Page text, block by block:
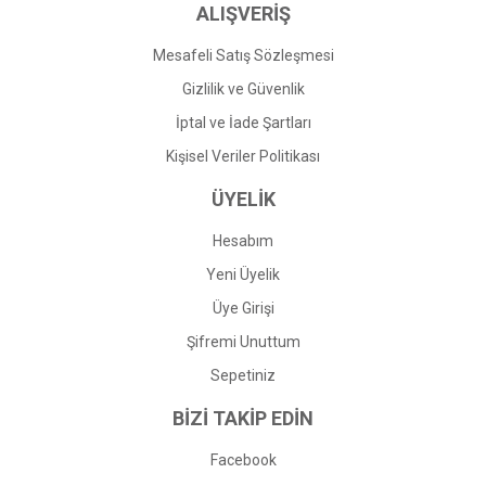
ALIŞVERİŞ
Mesafeli Satış Sözleşmesi
Gizlilik ve Güvenlik
İptal ve İade Şartları
Kişisel Veriler Politikası
ÜYELİK
Hesabım
Yeni Üyelik
Üye Girişi
Şifremi Unuttum
Sepetiniz
BİZİ TAKİP EDİN
Facebook